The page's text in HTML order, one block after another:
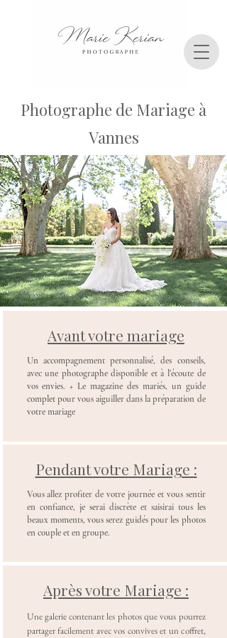
Photographe de Mariage à
Vannes
Avant votre mariage
Un accompagnement personnalisé, des conseils,
avec une photographe disponible et à l’écoute de
vos envies. + Le magazine des mariés, un guide
complet pour vous aiguiller dans la préparation de
votre mariage
Pendant votre Mariage :
Vous allez profiter de votre journée et vous sentir
en confiance, je serai discrète et saisirai tous les
beaux moments, vous serez guidés pour les photos
en couple et en groupe.
Après votre Mariage :
Une galerie contenant les photos que vous pourrez
partager facilement avec vos convives et un coffret,